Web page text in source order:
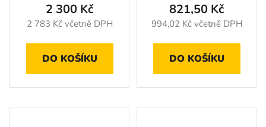
2 783 Kč včetně DPH
2 300 Kč
DO KOŠÍKU
994,02 Kč včetně DPH
821,50 Kč
DO KOŠÍKU